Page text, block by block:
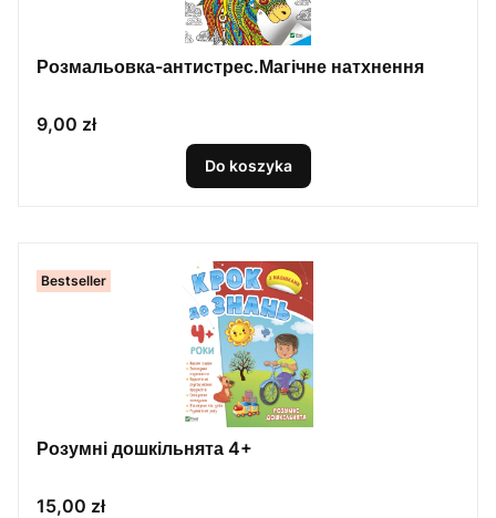
Розмальовка-антистрес.Магічне натхнення
Cena
9,00 zł
Do koszyka
Bestseller
Розумні дошкільнята 4+
Cena
15,00 zł